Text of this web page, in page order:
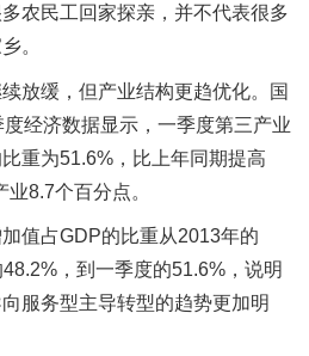
农民工回家探亲，并不代表很多
。
放缓，但产业结构更趋优化。国
经济数据显示，一季度第三产业
重为51.6%，比上年同期提高
8.7个百分点。
值占GDP的比重从2013年的
，到一季度的51.6%，说明
服务型主导转型的趋势更加明